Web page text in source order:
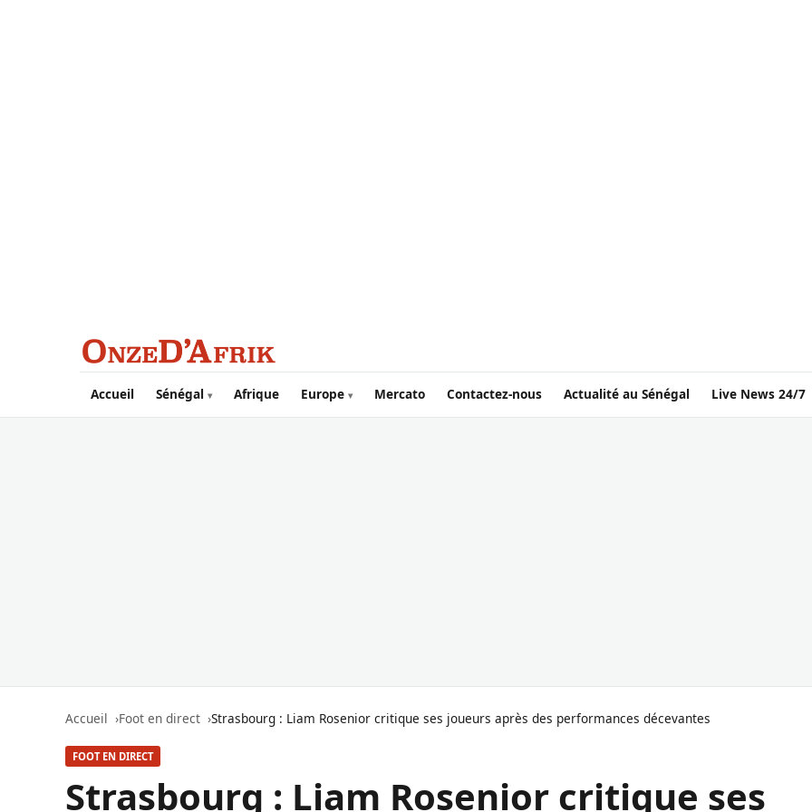
Aller au contenu principal
Accueil Sénégal Afrique Europe Mercato Contactez-nous Actualité au Sénégal Live News 24/7
Accueil Foot en direct Strasbourg : Liam Rosenior critique ses joueurs après des performances décevantes
FOOT EN DIRECT
Strasbourg : Liam Rosenior critique ses